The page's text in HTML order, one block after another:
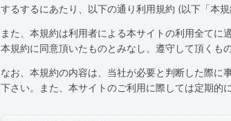
するするにあたり、以下の通り利用規約 (以下「本
また、本規約は利用者による本サイトの利用全てに
本規約に同意頂いたものとみなし、遵守して頂くも
なお、本規約の内容は、当社が必要と判断した際に
下さい。また、本サイトのご利用に際しては定期的